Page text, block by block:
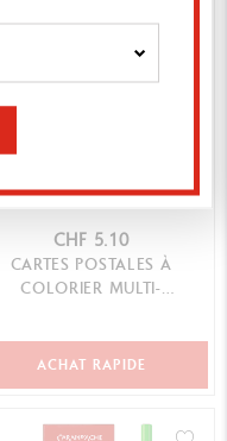
CHF 5.10
CARTES POSTALES À
COLORIER MULTI-
ACHAT RAPIDE